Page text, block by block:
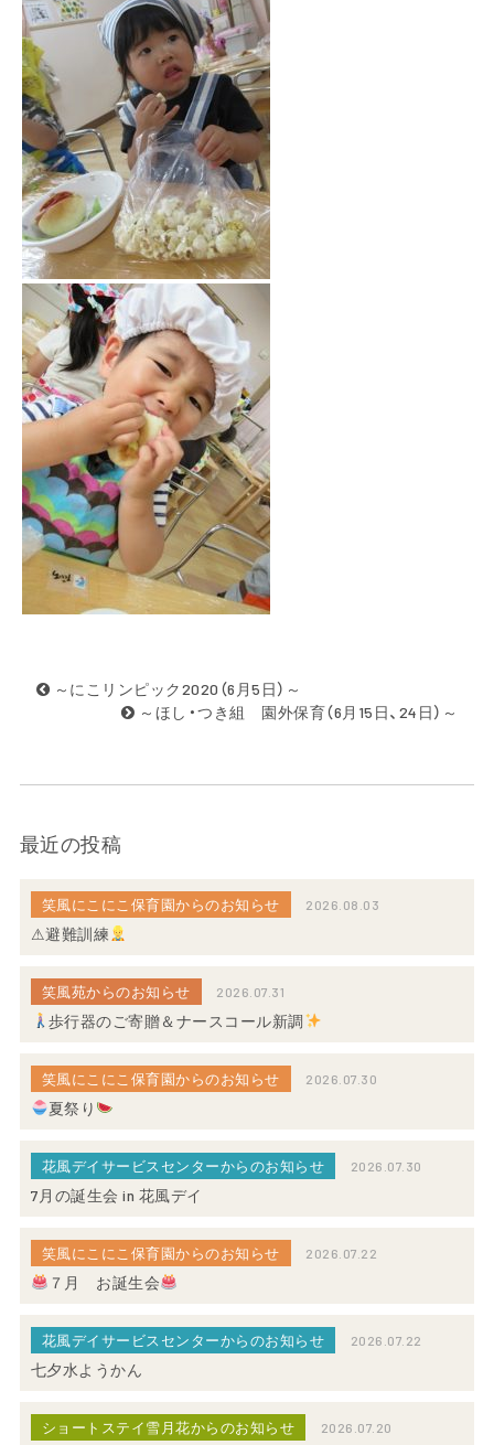
～にこリンピック2020（6月5日）～
～ほし・つき組 園外保育（6月15日、24日）～
最近の投稿
笑風にこにこ保育園からのお知らせ 2026.08.03
⚠避難訓練
笑風苑からのお知らせ 2026.07.31
歩行器のご寄贈＆ナースコール新調
笑風にこにこ保育園からのお知らせ 2026.07.30
夏祭り
花風デイサービスセンターからのお知らせ 2026.07.30
7月の誕生会 in 花風デイ
笑風にこにこ保育園からのお知らせ 2026.07.22
７月 お誕生会
花風デイサービスセンターからのお知らせ 2026.07.22
七夕水ようかん
ショートステイ雪月花からのお知らせ 2026.07.20